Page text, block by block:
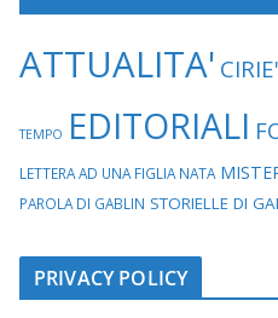
ATTUALITA'
TEMPO EDITORIALI
LETTERA AD UNA FIGLIA NATA
PAROLA DI GABLIN STORIELLE DI
PRIVACY POLICY